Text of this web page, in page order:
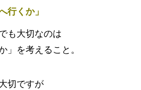
行くか」
も大切なのは
」を考えること。
切ですが